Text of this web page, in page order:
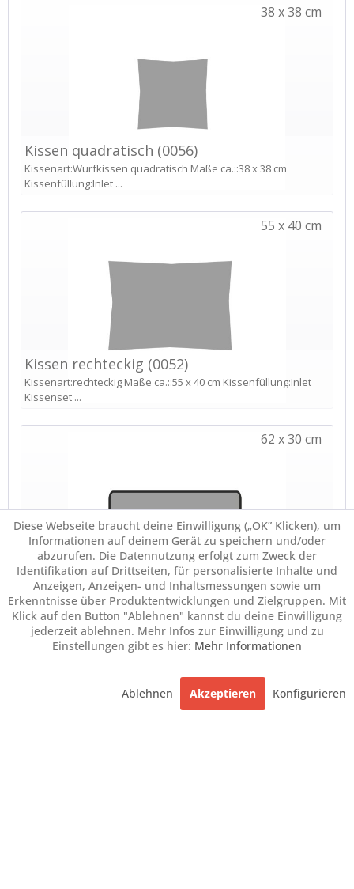
Diese Webseite braucht deine Einwilligung („OK” Klicken), um
Informationen auf deinem Gerät zu speichern und/oder
abzurufen. Die Datennutzung erfolgt zum Zweck der
Identifikation auf Drittseiten, für personalisierte Inhalte und
Anzeigen, Anzeigen- und Inhaltsmessungen sowie um
Erkenntnisse über Produktentwicklungen und Zielgruppen. Mit
Klick auf den Button "Ablehnen" kannst du deine Einwilligung
jederzeit ablehnen. Mehr Infos zur Einwilligung und zu
Einstellungen gibt es hier: Mehr Informationen
Ablehnen Akzeptieren Konfigurieren